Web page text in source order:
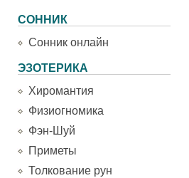
СОННИК
Сонник онлайн
ЭЗОТЕРИКА
Хиромантия
Физиогномика
Фэн-Шуй
Приметы
Толкование рун